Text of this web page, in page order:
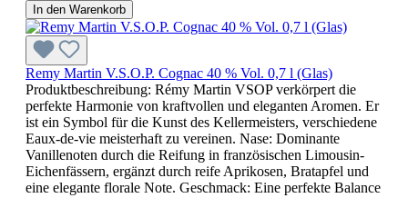
In den Warenkorb
Remy Martin V.S.O.P. Cognac 40 % Vol. 0,7 l (Glas)
Produktbeschreibung: Rémy Martin VSOP verkörpert die
perfekte Harmonie von kraftvollen und eleganten Aromen. Er
ist ein Symbol für die Kunst des Kellermeisters, verschiedene
Eaux-de-vie meisterhaft zu vereinen. Nase: Dominante
Vanillenoten durch die Reifung in französischen Limousin-
Eichenfässern, ergänzt durch reife Aprikosen, Bratapfel und
eine elegante florale Note. Geschmack: Eine perfekte Balance